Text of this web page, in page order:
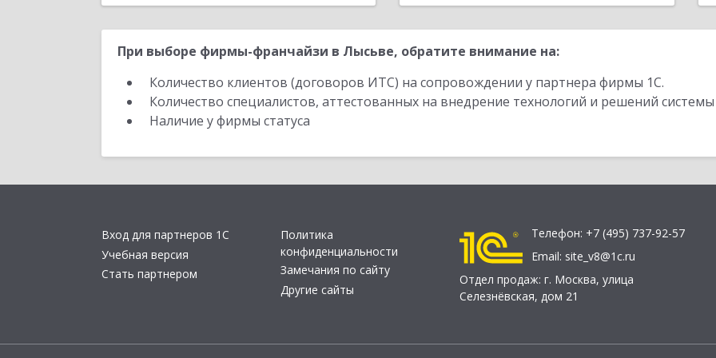
При выборе фирмы-франчайзи в Лысьве, обратите внимание на:
Количество клиентов (договоров ИТС) на сопровождении у партнера фирмы 1С.
Количество специалистов, аттестованных на внедрение технологий и решений
Наличие у фирмы статуса
Вход для партнеров 1С
Учебная версия
Стать партнером
Политика
конфиденциальности
Замечания по сайту
Другие сайты
Телефон: +7 (495) 737-92-57
Email: site_v8@1c.ru
Отдел продаж: г. Москва, улица
Селезнёвская, дом 21